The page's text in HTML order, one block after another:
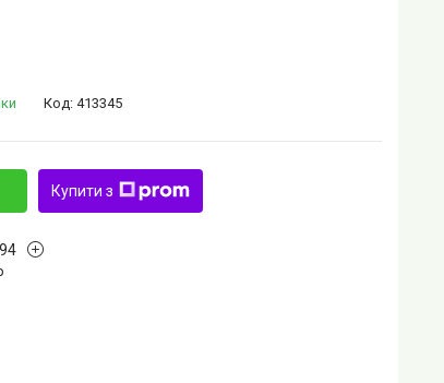
Код: 413345
Купити з